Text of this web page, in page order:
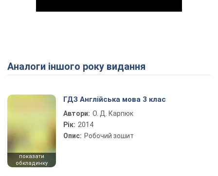
Play Video
Аналоги іншого року видання
показати
обкладинку
ГДЗ Англійська мова 3 клас
Автори: О. Д. Карпюк
Рік: 2014
Опис: Робочий зошит